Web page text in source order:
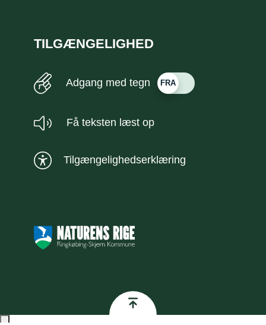
TILGÆNGELIGHED
Adgang med tegn
Få teksten læst op
Tilgængelighedserklæring